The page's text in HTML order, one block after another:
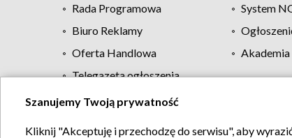
Rada Programowa
System
Biuro Reklamy
Oferta Handlowa
Telegazeta ogłoszenia
Regulamin
Szanujemy Twoją prywatność
Kliknij "Akceptuję i przechodzę do serwisu", aby